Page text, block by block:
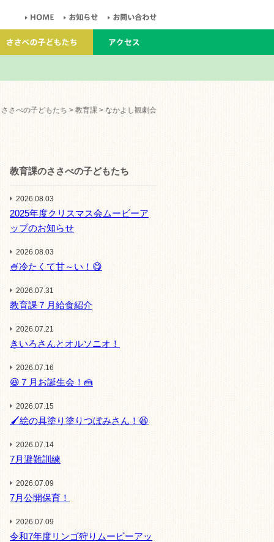
ささべの子どもたち > 教育課 > なかよし観劇会
教育課のささべの子どもたち
2026.08.03
2025年度クリスマス会ムービーア
ップのお知らせ
2026.08.03
🍧冷たくて甘～い！😋
2026.07.31
教育課７月給食紹介
2026.07.21
きいろさんとオルソニオ！
2026.07.16
😆７月お誕生会！🍰
2026.07.15
🖌️絵の具塗り塗りつぼみさん！😆
2026.07.14
7月避難訓練
2026.07.09
7月公開保育！
2026.07.09
令和7年度リンゴ狩りムービーアッ